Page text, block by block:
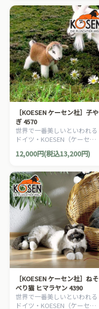
［KOESEN ケーセン社］子や
ぎ 4570
世界で一番美しいといわれる
ドイツ・KOESEN（ケーセン
社）の動物のぬいぐるみ。愛
らしい表情のヤギのぬいぐる
12,000円(税込13,200円)
［KOESEN ケーセン社］ねそ
べり猫 ヒマラヤン 4390
世界で一番美しいといわれる
ドイツ・KOESEN（ケーセン